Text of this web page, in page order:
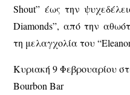
Shout” έως την
Diamonds”, από την
τη μελαγχολία του
Κυριακή 9 Φεβρουαρίου
Bourbon Bar